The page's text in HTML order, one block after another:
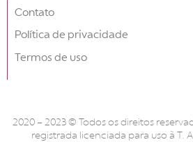
Contato
Política de privacidade
Termos de uso
2020 – 2023 © Todos os direitos
registrada licenciada para uso à T.